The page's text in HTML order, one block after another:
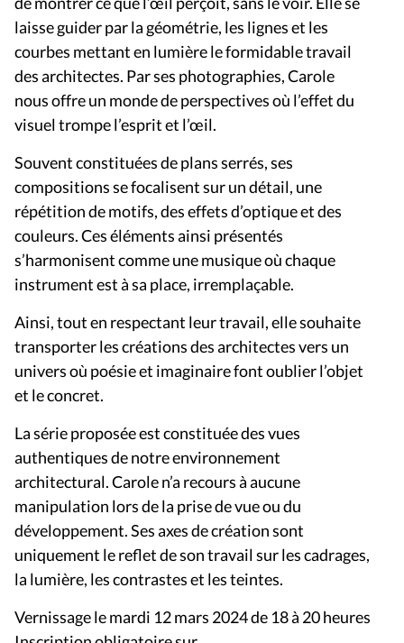
laisse guider par la géométrie, les lignes et les
courbes mettant en lumière le formidable travail
des architectes. Par ses photographies, Carole
nous offre un monde de perspectives où l’effet du
visuel trompe l’esprit et l’œil.
Souvent constituées de plans serrés, ses
compositions se focalisent sur un détail, une
répétition de motifs, des effets d’optique et des
couleurs. Ces éléments ainsi présentés
s’harmonisent comme une musique où chaque
instrument est à sa place, irremplaçable.
Ainsi, tout en respectant leur travail, elle souhaite
transporter les créations des architectes vers un
univers où poésie et imaginaire font oublier l’objet
et le concret.
La série proposée est constituée des vues
authentiques de notre environnement
architectural. Carole n’a recours à aucune
manipulation lors de la prise de vue ou du
développement. Ses axes de création sont
uniquement le reflet de son travail sur les cadrages,
la lumière, les contrastes et les teintes.
Vernissage le mardi 12 mars 2024 de 18 à 20 heures